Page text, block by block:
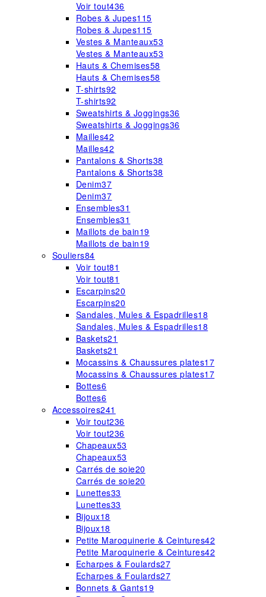
Voir tout436
Robes & Jupes115
Robes & Jupes115
Vestes & Manteaux53
Vestes & Manteaux53
Hauts & Chemises58
Hauts & Chemises58
T-shirts92
T-shirts92
Sweatshirts & Joggings36
Sweatshirts & Joggings36
Mailles42
Mailles42
Pantalons & Shorts38
Pantalons & Shorts38
Denim37
Denim37
Ensembles31
Ensembles31
Maillots de bain19
Maillots de bain19
Souliers84
Voir tout81
Voir tout81
Escarpins20
Escarpins20
Sandales, Mules & Espadrilles18
Sandales, Mules & Espadrilles18
Baskets21
Baskets21
Mocassins & Chaussures plates17
Mocassins & Chaussures plates17
Bottes6
Bottes6
Accessoires241
Voir tout236
Voir tout236
Chapeaux53
Chapeaux53
Carrés de soie20
Carrés de soie20
Lunettes33
Lunettes33
Bijoux18
Bijoux18
Petite Maroquinerie & Ceintures42
Petite Maroquinerie & Ceintures42
Echarpes & Foulards27
Echarpes & Foulards27
Bonnets & Gants19